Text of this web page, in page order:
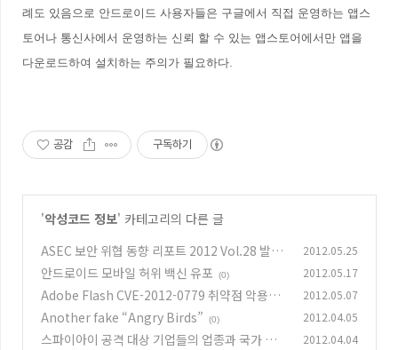
례도 있음으로 안드로이드 사용자들은 구글에서 직접 운영하는 앱스
토어나 통신사에서 운영하는 신뢰 할 수 있는 앱스토어에서만 앱을
다운로드하여 설치하는 주의가 필요하다.
공감 구독하기
'악성코드 정보' 카테고리의 다른 글
ASEC 보안 위협 동향 리포트 2012 Vol.28 발간
(0)
2012.05.25
안드로이드 모바일 허위 백신 유포 (0) 2012.05.17
Adobe Flash CVE-2012-0779 취약점 악용한
Targeted Attack
(0)
2012.05.07
Another fake “Angry Birds” (0) 2012.04.05
스파이아이 공격 대상 기업들의 업종과 국가 분
2012.04.04